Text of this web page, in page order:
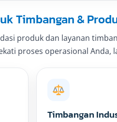
Timbangan &
produk dan layanan
proses operasional
Timbangan